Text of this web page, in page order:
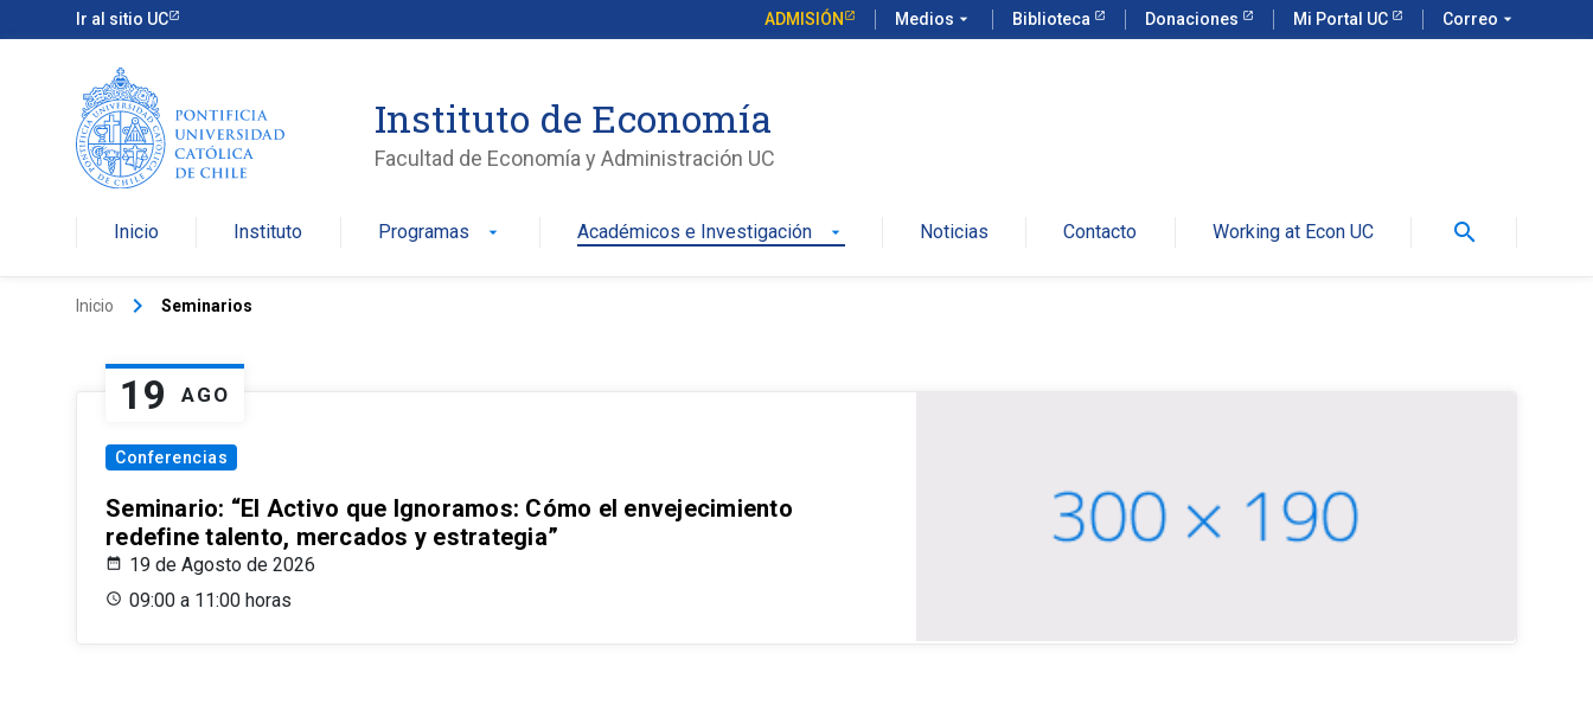
Ir al sitio UC ADMISIÓN Medios arrow_drop_down Biblioteca Donaciones Mi Portal UC Correo arrow_drop_down
Instituto de Economía
Facultad de Economía y Administración UC
Inicio Instituto Programas arrow_drop_down Académicos e Investigación arrow_drop_down Noticias Contacto Working at Econ UC search
Inicio keyboard_arrow_right Seminarios
19 AGO
Conferencias
Seminario: “El Activo que Ignoramos: Cómo el envejecimiento
redefine talento, mercados y estrategia”
19 de Agosto de 2026
09:00 a 11:00 horas